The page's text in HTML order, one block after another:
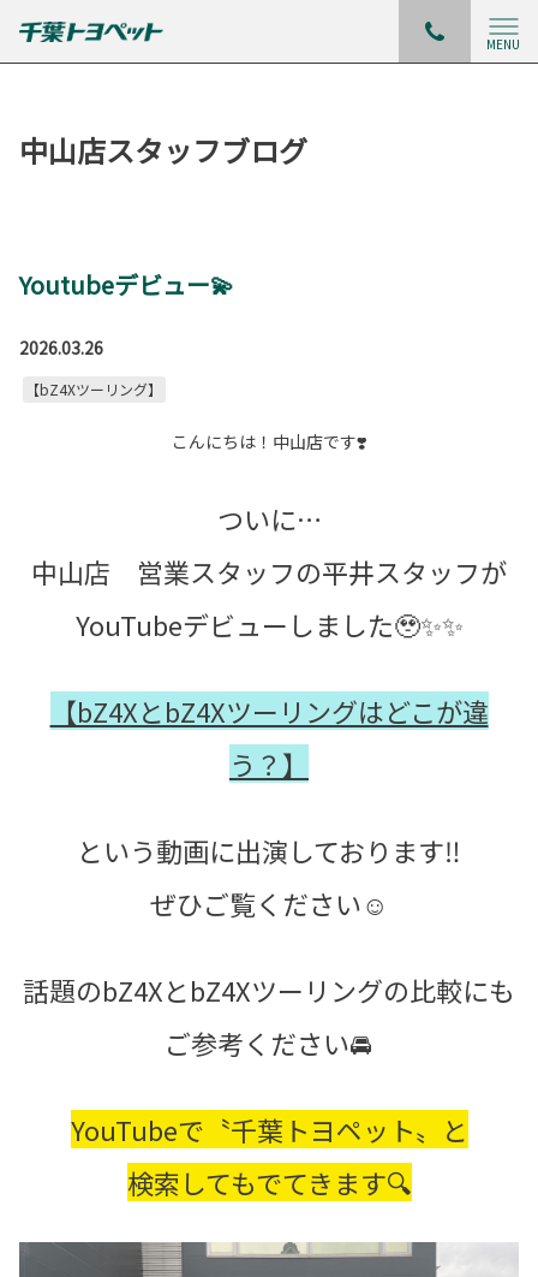
MENU
中山店スタッフブログ
Youtubeデビュー💫
2026.03.26
【bZ4Xツーリング】
こんにちは！中山店です❣️
ついに…
中山店 営業スタッフの平井スタッフが
YouTubeデビューしました🥹✨✨
【bZ4XとbZ4Xツーリングはどこが違
う？】
という動画に出演しております‼️
ぜひご覧ください☺️
話題のbZ4XとbZ4Xツーリングの比較にも
ご参考ください🚘
YouTubeで〝千葉トヨペット〟と
検索してもでてきます🔍